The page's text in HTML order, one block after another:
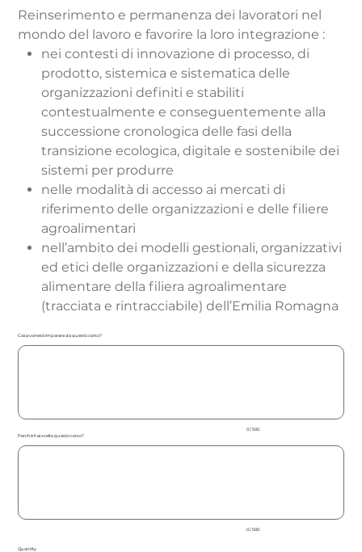
Reinserimento e permanenza dei lavoratori nel
mondo del lavoro e favorire la loro integrazione :
nei contesti di innovazione di processo, di
prodotto, sistemica e sistematica delle
organizzazioni definiti e stabiliti
contestualmente e conseguentemente alla
successione cronologica delle fasi della
transizione ecologica, digitale e sostenibile dei
sistemi per produrre
nelle modalità di accesso ai mercati di
riferimento delle organizzazioni e delle filiere
agroalimentari
nell’ambito dei modelli gestionali, organizzativi
ed etici delle organizzazioni e della sicurezza
alimentare della filiera agroalimentare
(tracciata e rintracciabile) dell’Emilia Romagna
Cosa vorresti imparare da questo corso?
to
0 / 500
Perchè hai scelto questo corso?
to
0 / 500
Quantity